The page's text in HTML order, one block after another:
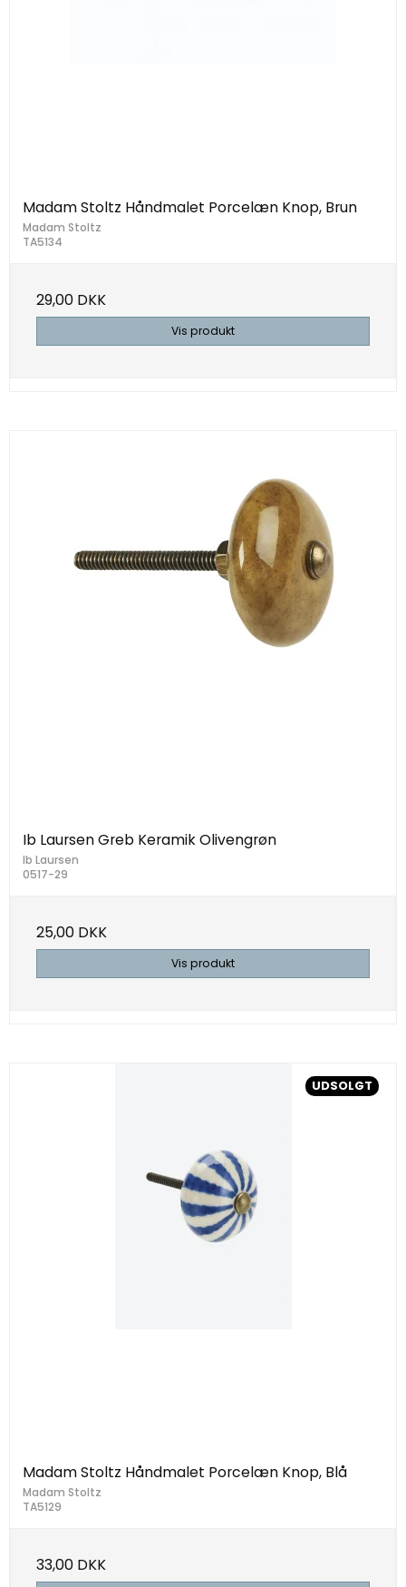
Madam Stoltz Håndmalet Porcelæn Knop, Brun
Madam Stoltz
TA5134
29,00 DKK
Vis produkt
Ib Laursen Greb Keramik Olivengrøn
Ib Laursen
0517-29
25,00 DKK
Vis produkt
UDSOLGT
Madam Stoltz Håndmalet Porcelæn Knop, Blå
Madam Stoltz
TA5129
33,00 DKK